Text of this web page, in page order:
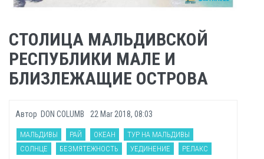
СТОЛИЦА МАЛЬДИВСКОЙ
РЕСПУБЛИКИ МАЛЕ И
БЛИЗЛЕЖАЩИЕ ОСТРОВА
Автор DON COLUMB 22 Mar 2018, 08:03
МАЛЬДИВЫ РАЙ ОКЕАН
ТУР НА МАЛЬДИВЫ
СОЛНЦЕ
БЕЗМЯТЕЖНОСТЬ УЕДИНЕНИЕ РЕЛАКС